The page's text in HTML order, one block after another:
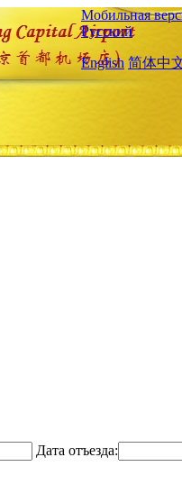
Мобильная
Русский
English 简体中
Дата отъезда: